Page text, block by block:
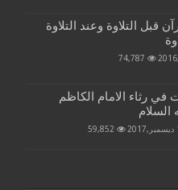
قبل التلاوة وعند التلاوة
74,787
في رثاء الامام الكاظم
السلام
59,852